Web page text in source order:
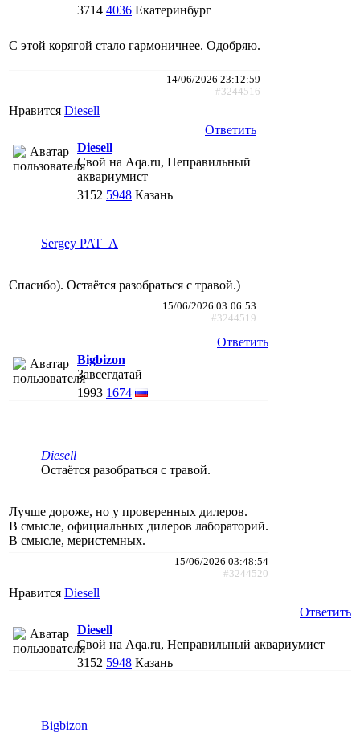
3714 4036 Екатеринбург
С этой корягой стало гармоничнее. Одобряю.
14/06/2026 23:12:59
#3244516
Нравится Diesell
Ответить
Diesell
Свой на Aqa.ru, Неправильный
аквариумист
3152 5948 Казань
Sergey PAT_A
Спасибо). Остаётся разобраться с травой.)
15/06/2026 03:06:53
#3244519
Ответить
Bigbizon
Завсегдатай
1993 1674
Diesell
Остаётся разобраться с травой.
Лучше дороже, но у проверенных дилеров.
В смысле, официальных дилеров лабораторий.
В смысле, меристемных.
15/06/2026 03:48:54
#3244520
Нравится Diesell
Ответить
Diesell
Свой на Aqa.ru, Неправильный аквариумист
3152 5948 Казань
Bigbizon